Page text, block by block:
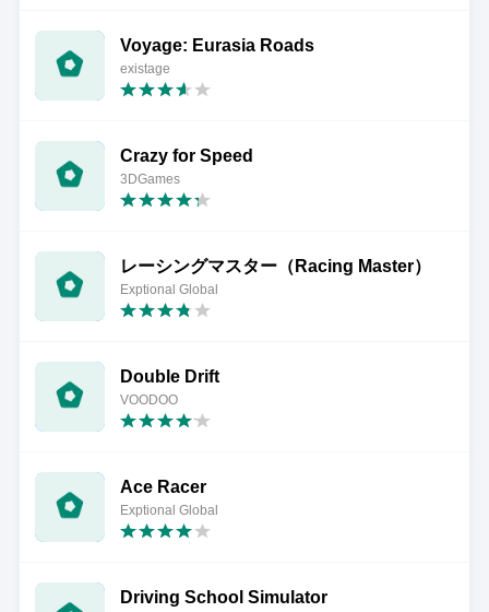
Voyage: Eurasia Roads
existage
Crazy for Speed
3DGames
レーシングマスター（Racing Master）
Exptional Global
Double Drift
VOODOO
Ace Racer
Exptional Global
Driving School Simulator